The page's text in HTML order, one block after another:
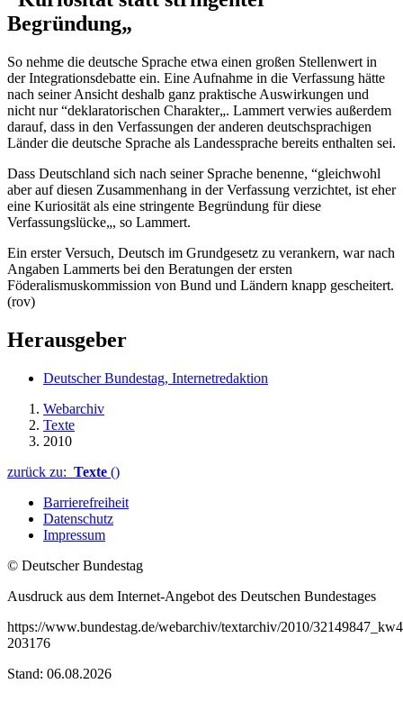
Begründung„
So nehme die deutsche Sprache etwa einen großen Stellenwert in
der Integrationsdebatte ein. Eine Aufnahme in die Verfassung hätte
nach seiner Ansicht deshalb ganz praktische Auswirkungen und
nicht nur “deklaratorischen Charakter„. Lammert verwies außerdem
darauf, dass in den Verfassungen der anderen deutschsprachigen
Länder die deutsche Sprache als Landessprache bereits enthalten sei.
Dass Deutschland sich nach seiner Sprache benenne, “gleichwohl
aber auf diesen Zusammenhang in der Verfassung verzichtet, ist eher
eine Kuriosität als eine stringente Begründung für diese
Verfassungslücke„, so Lammert.
Ein erster Versuch, Deutsch im Grundgesetz zu verankern, war nach
Angaben Lammerts bei den Beratungen der ersten
Föderalismuskommission von Bund und Ländern knapp gescheitert.
(rov)
Herausgeber
Deutscher Bundestag, Internetredaktion
Webarchiv
Texte
2010
zurück zu: Texte ()
Barrierefreiheit
Datenschutz
Impressum
© Deutscher Bundestag
Ausdruck aus dem Internet-Angebot des Deutschen Bundestages
https://www.bundestag.de/webarchiv/textarchiv/2010/
203176
Stand: 06.08.2026